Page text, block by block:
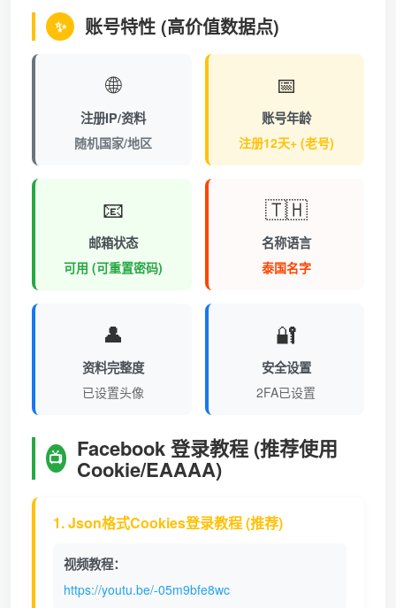
✨ 账号特性 (高价值数据点)
🌐
注册IP/资料
随机国家/地区
📅
账号年龄
注册12天+ (老号)
📧
邮箱状态
可用 (可重置密码)
🇹🇭
名称语言
泰国名字
👤
资料完整度
已设置头像
🔐
安全设置
2FA已设置
📺 Facebook 登录教程 (推荐使用
Cookie/EAAAA)
1. Json格式Cookies登录教程 (推荐)
视频教程：
https://youtu.be/-05m9bfe8wc